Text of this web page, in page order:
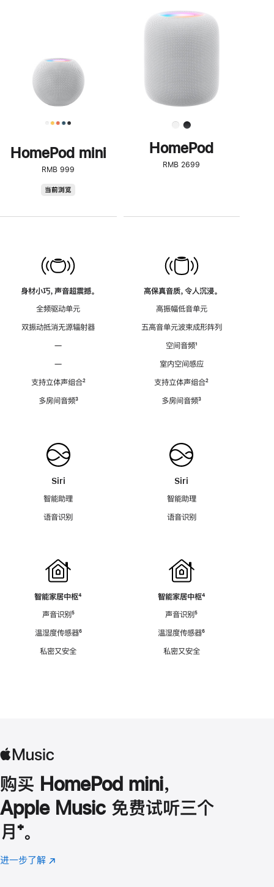
HomePod mini
RMB 999
当前浏览
身材小巧，声音超震撼。
全频驱动单元
双振动抵消无源辐射器
—
—
支持立体声组合脚
²
多房间音频脚
³
Siri
智能助理
语音识别
智能家居中枢脚
⁴
声音识别脚
⁵
温湿度传感器脚
⁶
私密又安全
步
了
解
HomePod<
HomePod
RMB 2699
高保真音质，令人沉浸。
高振幅低音单元
五高音单元波束成形阵列
空间音频脚
¹
室内空间感应
支持立体声组合脚
²
多房间音频脚
³
Siri
智能助理
语音识别
智能家居中枢脚
⁴
声音识别脚
⁵
温湿度传感器脚
⁶
私密又安全
购买 HomePod mini，
Apple Music 免费试听三个
月 脚
注
⁺。
进一步了解 Apple
(在